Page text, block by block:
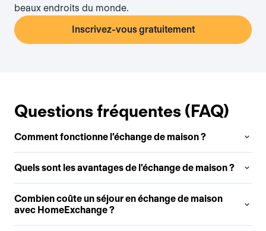
beaux endroits du monde.
Inscrivez-vous gratuitement
Questions fréquentes (FAQ)
Comment fonctionne l’échange de maison ?
Quels sont les avantages de l’échange de maison ?
Combien coûte un séjour en échange de maison
avec HomeExchange ?